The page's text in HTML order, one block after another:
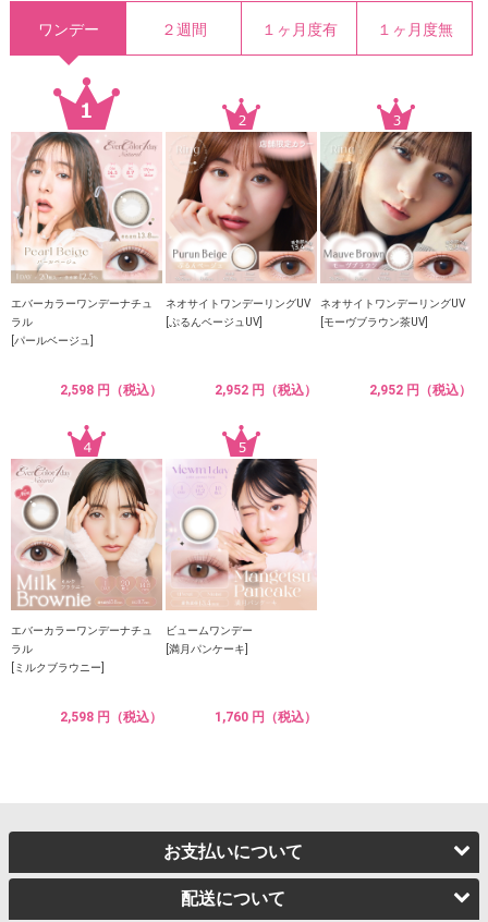
ワンデー ２週間 １ヶ月度有 １ヶ月度無
エバーカラーワンデーナチュ
ラル
[パールベージュ]
2,598 円（税込）
ネオサイトワンデーリングUV
[ぷるんベージュUV]
2,952 円（税込）
ネオサイトワンデーリングUV
[モーヴブラウン茶UV]
2,952 円（税込）
エバーカラーワンデーナチュ
ラル
[ミルクブラウニー]
2,598 円（税込）
ビュームワンデー
[満月パンケーキ]
1,760 円（税込）
お支払いについて
配送について